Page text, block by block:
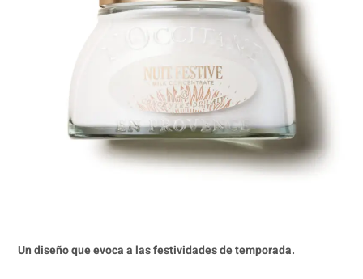
Un diseño que evoca a las festividades de temporada.